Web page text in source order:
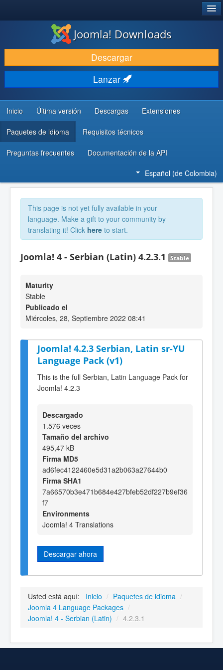
DESCARGAR
DESCUBRE Y APRENDE
COMUNIDAD Y AYUDA
RECURSOS PARA DESARROLLADORES
Joomla! Downloads
Descargar
Lanzar
Inicio Última versión Descargas Extensiones
Paquetes de idioma Requisitos técnicos
Preguntas frecuentes Documentación de la API
Español (de Colombia)
This page is not yet fully available in your
language. Make a gift to your community by
translating it! Click here to start.
Joomla! 4 - Serbian (Latin) 4.2.3.1 Stable
Maturity
Stable
Publicado el
Miércoles, 28, Septiembre 2022 08:41
Joomla! 4.2.3 Serbian, Latin sr-YU
Language Pack (v1)
This is the full Serbian, Latin Language Pack for
Joomla! 4.2.3
Descargado
1.576 veces
Tamaño del archivo
495,47 kB
Firma MD5
ad6fec4122460e5d31a2b063a27644b0
Firma SHA1
7a66570b3e471b684e427bfeb52df227b9ef36
f7
Environments
Joomla! 4 Translations
Descargar ahora
Usted está aquí: Inicio / Paquetes de idioma /
Joomla 4 Language Packages /
Joomla! 4 - Serbian (Latin) / 4.2.3.1